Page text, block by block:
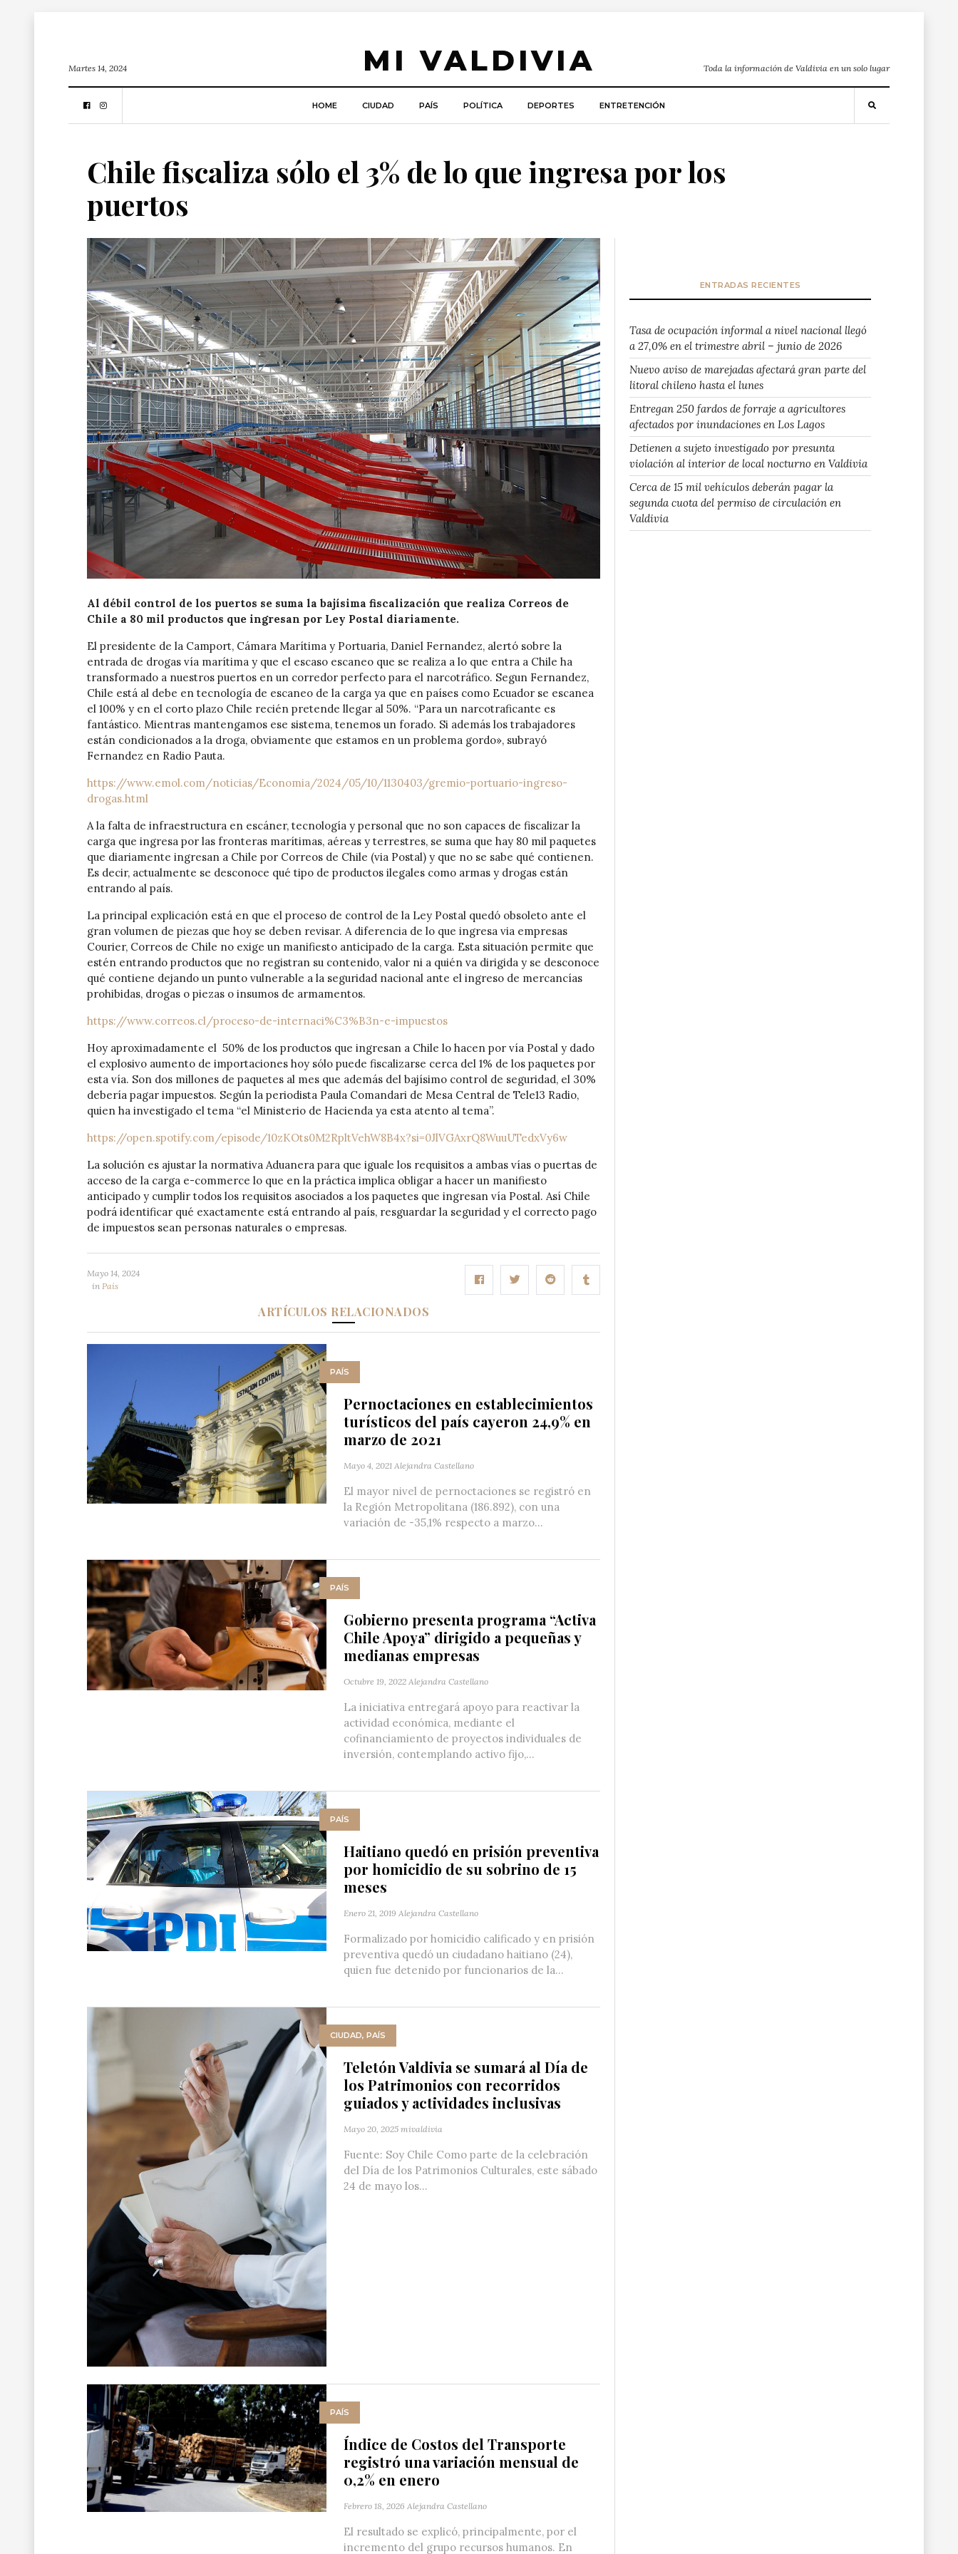
MI VALDIVIA
Martes 14, 2024 Toda la información de Valdivia en un solo lugar
HOME CIUDAD PAÍS POLÍTICA DEPORTES ENTRETENCIÓN
Chile fiscaliza sólo el 3% de lo que ingresa por los
puertos
Al débil control de los puertos se suma la bajísima fiscalización que realiza Correos de
Chile a 80 mil productos que ingresan por Ley Postal diariamente.
El presidente de la Camport, Cámara Marítima y Portuaria, Daniel Fernandez, alertó sobre la
entrada de drogas vía marítima y que el escaso escaneo que se realiza a lo que entra a Chile ha
transformado a nuestros puertos en un corredor perfecto para el narcotráfico. Segun Fernandez, ​​
Chile está al debe en tecnología de escaneo de la carga ya que en países como Ecuador se escanea
el 100% y en el corto plazo Chile recién pretende llegar al 50%. “Para un narcotraficante es
fantástico. Mientras mantengamos ese sistema, tenemos un forado. Si además los trabajadores
están condicionados a la droga, obviamente que estamos en un problema gordo», subrayó
Fernandez en Radio Pauta.
https://www.emol.com/noticias/Economia/2024/05/10/1130403/gremio-portuario-ingreso-
drogas.html
A la falta de infraestructura en escáner, tecnología y personal que no son capaces de fiscalizar la
carga que ingresa por las fronteras marítimas, aéreas y terrestres, se suma que hay 80 mil paquetes
que diariamente ingresan a Chile por Correos de Chile (via Postal) y que no se sabe qué contienen.
Es decir, actualmente se desconoce qué tipo de productos ilegales como armas y drogas están
entrando al país.
La principal explicación está en que el proceso de control de la Ley Postal quedó obsoleto ante el
gran volumen de piezas que hoy se deben revisar. A diferencia de lo que ingresa via empresas
Courier, Correos de Chile no exige un manifiesto anticipado de la carga. Esta situación permite que
estén entrando productos que no registran su contenido, valor ni a quién va dirigida y se desconoce
qué contiene dejando un punto vulnerable a la seguridad nacional ante el ingreso de mercancías
prohibidas, drogas o piezas o insumos de armamentos.
https://www.correos.cl/proceso-de-internaci%C3%B3n-e-impuestos
Hoy aproximadamente el 50% de los productos que ingresan a Chile lo hacen por vía Postal y dado
el explosivo aumento de importaciones hoy sólo puede fiscalizarse cerca del 1% de los paquetes por
esta vía. Son dos millones de paquetes al mes que además del bajísimo control de seguridad, el 30%
debería pagar impuestos. Según la periodista Paula Comandari de Mesa Central de Tele13 Radio,
quien ha investigado el tema “el Ministerio de Hacienda ya esta atento al tema”.
https://open.spotify.com/episode/10zKOts0M2RpltVehW8B4x?si=0JlVGAxrQ8WuuUTedxVy6w
La solución es ajustar la normativa Aduanera para que iguale los requisitos a ambas vías o puertas de
acceso de la carga e-commerce lo que en la práctica implica obligar a hacer un manifiesto
anticipado y cumplir todos los requisitos asociados a los paquetes que ingresan vía Postal. Así Chile
podrá identificar qué exactamente está entrando al país, resguardar la seguridad y el correcto pago
de impuestos sean personas naturales o empresas.
Mayo 14, 2024
in País
ARTÍCULOS RELACIONADOS
PAÍS
Pernoctaciones en establecimientos
turísticos del país cayeron 24,9% en
marzo de 2021
Mayo 4, 2021 Alejandra Castellano
El mayor nivel de pernoctaciones se registró en
la Región Metropolitana (186.892), con una
variación de -35,1% respecto a marzo...
PAÍS
Gobierno presenta programa “Activa
Chile Apoya” dirigido a pequeñas y
medianas empresas
Octubre 19, 2022 Alejandra Castellano
La iniciativa entregará apoyo para reactivar la
actividad económica, mediante el
cofinanciamiento de proyectos individuales de
inversión, contemplando activo fijo,...
PAÍS
Haitiano quedó en prisión preventiva
por homicidio de su sobrino de 15
meses
Enero 21, 2019 Alejandra Castellano
Formalizado por homicidio calificado y en prisión
preventiva quedó un ciudadano haitiano (24),
quien fue detenido por funcionarios de la...
CIUDAD, PAÍS
Teletón Valdivia se sumará al Día de
los Patrimonios con recorridos
guiados y actividades inclusivas
Mayo 20, 2025 mivaldivia
Fuente: Soy Chile Como parte de la celebración
del Día de los Patrimonios Culturales, este sábado
24 de mayo los...
PAÍS
Índice de Costos del Transporte
registró una variación mensual de
0,2% en enero
Febrero 18, 2026 Alejandra Castellano
El resultado se explicó, principalmente, por el
incremento del grupo recursos humanos. En
ENTRADAS RECIENTES
Tasa de ocupación informal a nivel nacional llegó
a 27,0% en el trimestre abril – junio de 2026
Nuevo aviso de marejadas afectará gran parte del
litoral chileno hasta el lunes
Entregan 250 fardos de forraje a agricultores
afectados por inundaciones en Los Lagos
Detienen a sujeto investigado por presunta
violación al interior de local nocturno en Valdivia
Cerca de 15 mil vehículos deberán pagar la
segunda cuota del permiso de circulación en
Valdivia